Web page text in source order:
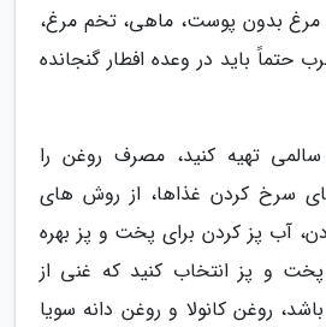
بدون پوست، ماهی، تخم مرغ،
حتماً باید در وعده افطار گنجانده
تهیه کنید، مصرف روغن را
سرخ کردن غذاها، از روش های
آب پز کردن برای پخت و پز بهره
پخت و پز انتخاب کنید که غنی از
روغن کانولا و روغن دانه سویا